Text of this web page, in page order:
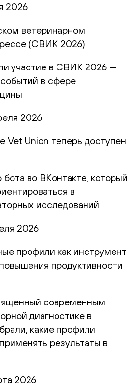
2026
ветеринарном
(СВИК 2026)
участие в СВИК 2026 —
в сфере
2026
Vet Union теперь доступен
бота во ВКонтакте, который
в
исследований
2026
профили как инструмент
продуктивности
современным
диагностике в
какие профили
результаты в
2026